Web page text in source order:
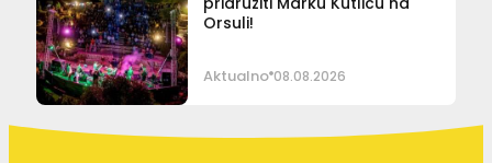
Orsuli!
Aktualno 08.08.2026